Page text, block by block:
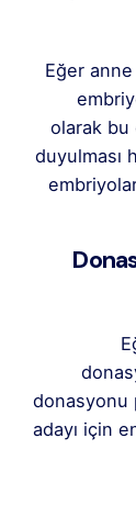
Eğer
olarak bu
duyulması
donasyonu
adayı için